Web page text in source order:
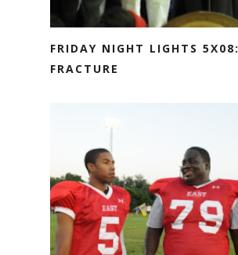
FRIDAY NIGHT LIGHTS 5X08:
FRACTURE